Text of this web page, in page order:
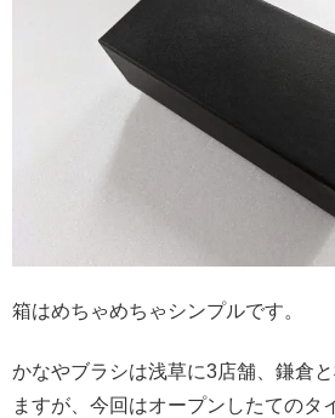
箱はめちゃめちゃシンプルです。
かなやブラシは浅草に3店舗、鎌倉
ますが、今回はオープンしたてのタ